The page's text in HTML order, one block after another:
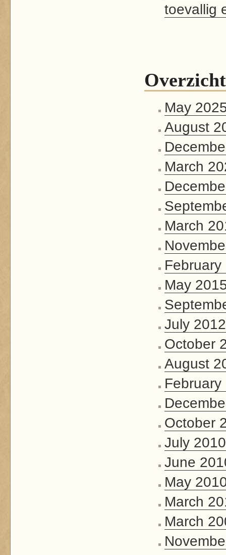
toevallig
May
August
March
March
February
May
July 2012
October
August
February
October
July 2010
June
May
March
March